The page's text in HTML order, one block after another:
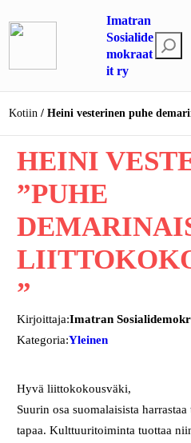
sisältöön
Imatran
Sosialide
mokraat
it ry
t
Kotiin Heini vesterinen puhe
HEINI
”PUHE
”
Kirjoittaja:Imatran
Kategoria:Yleinen
Hyvä liittokokousväki,
Suurin osa suomalaisista
tapaa. Kulttuuritoiminta tuottaa